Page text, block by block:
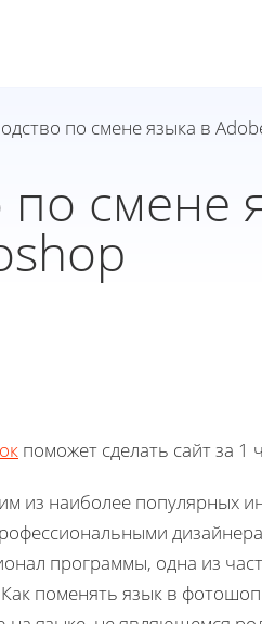
по смене языка в
смене
поможет сделать сайт за 1
из наиболее популярных
программы, одна из
поменять язык в